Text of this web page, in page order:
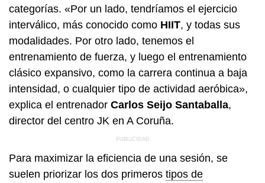
categorías. «Por un lado, tendríamos el ejercicio
interválico, más conocido como HIIT, y todas sus
modalidades. Por otro lado, tenemos el
entrenamiento de fuerza, y luego el entrenamiento
clásico expansivo, como la carrera continua a baja
intensidad, o cualquier tipo de actividad aeróbica»,
explica el entrenador Carlos Seijo Santaballa,
director del centro JK en A Coruña.
Para maximizar la eficiencia de una sesión, se
suelen priorizar los dos primeros tipos de